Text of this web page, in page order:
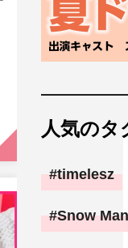
人気のタ
timelesz
Snow Man